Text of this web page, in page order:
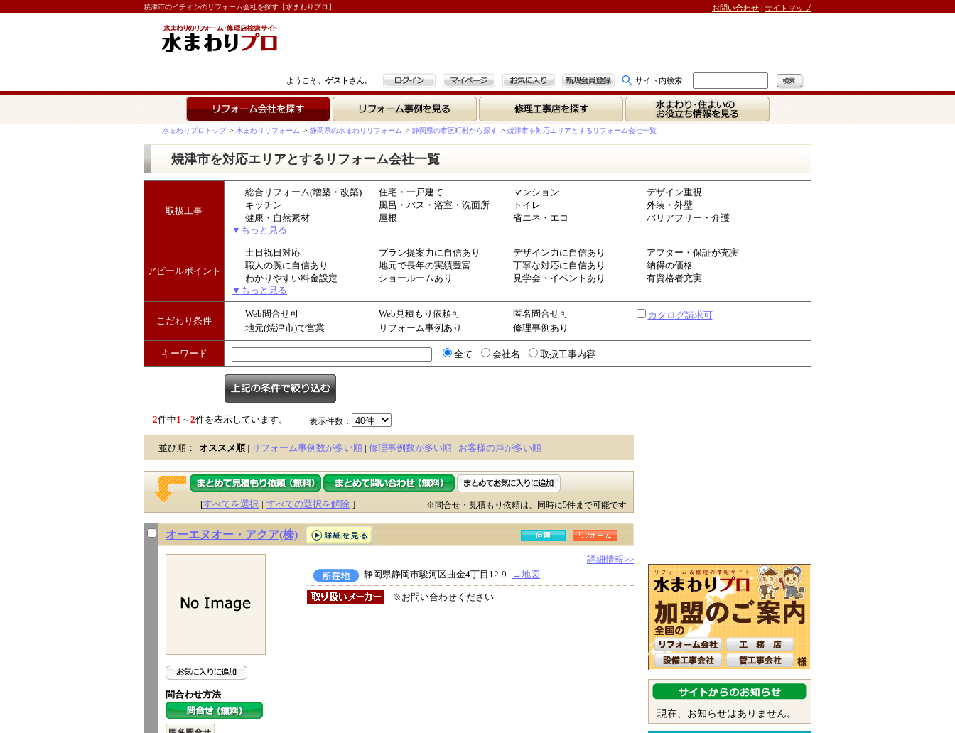
焼津市のイチオシのリフォーム会社を探す【水まわりプロ】 お問い合わせ | サイトマップ
ようこそ、 ゲスト さん。 ログイン マイページ お気に入り 新規会員登録 サイト内検索
リフォーム事例を見る 修理工事店を探す
水まわり・住まいの
お役立ち情報を見る
水まわりプロトップ > 水まわりリフォーム > 静岡県の水まわりリフォーム > 静岡県の市区町村から探す > 焼津市を対応エリアとするリフォーム会社一覧
焼津市を対応エリアとするリフォーム会社一覧
取扱工事
総合リフォーム(増築・改築) 住宅・一戸建て マンション
デザイン重視
キッチン
風呂・バス・浴室・洗面所 トイレ
外装・外壁
健康・自然素材
屋根 省エネ・エコ
バリアフリー・介護
▼もっと見る
アピールポイント
土日祝日対応 プラン提案力に自信あり デザイン力に自信あり
アフター・保証が充実
職人の腕に自信あり
地元で長年の実績豊富 丁寧な対応に自信あり
納得の価格
わかりやすい料金設定
ショールームあり 見学会・イベントあり
有資格者充実
▼もっと見る
こだわり条件
Web問合せ可 Web見積もり依頼可 匿名問合せ可
カタログ請求可
地元(焼津市)で営業
リフォーム事例あり 修理事例あり
キーワード 全て 会社名 取扱工事内容
2件中1 ～2件を表示しています。 表示件数：
並び順： オススメ順 | リフォーム事例数が多い順 | 修理事例数が多い順 | お客様の声が多い順
[すべてを選択 | すべての選択を解除 ] ※問合せ・見積もり依頼は、同時に5件まで可能です
オーエヌオー・アクア(株)
問合わせ方法
詳細情報>>
静岡県静岡市駿河区曲金4丁目12-9
→地図
※お問い合わせください
現在、お知らせはありません。